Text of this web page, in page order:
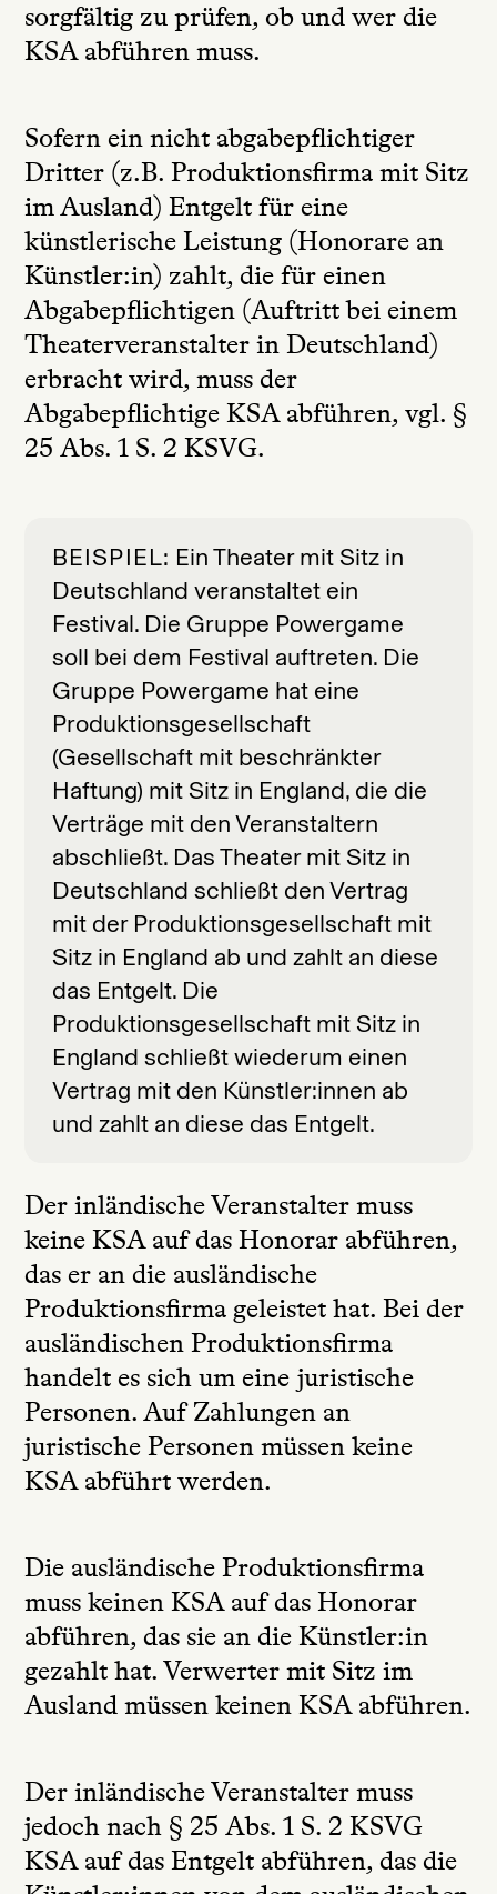
sorgfältig zu prüfen, ob und wer die
KSA abführen muss.
Sofern ein nicht abgabepflichtiger
Dritter (z.B. Produktionsfirma mit Sitz
im Ausland) Entgelt für eine
künstlerische Leistung (Honorare an
Künstler:in) zahlt, die für einen
Abgabepflichtigen (Auftritt bei einem
Theaterveranstalter in Deutschland)
erbracht wird, muss der
Abgabepflichtige KSA abführen, vgl. §
25 Abs. 1 S. 2 KSVG.
BEISPIEL Ein Theater mit Sitz in
Deutschland veranstaltet ein
Festival. Die Gruppe Powergame
soll bei dem Festival auftreten. Die
Gruppe Powergame hat eine
Produktionsgesellschaft
(Gesellschaft mit beschränkter
Haftung) mit Sitz in England, die die
Verträge mit den Veranstaltern
abschließt. Das Theater mit Sitz in
Deutschland schließt den Vertrag
mit der Produktionsgesellschaft mit
Sitz in England ab und zahlt an diese
das Entgelt. Die
Produktionsgesellschaft mit Sitz in
England schließt wiederum einen
Vertrag mit den Künstler:innen ab
und zahlt an diese das Entgelt.
Der inländische Veranstalter muss
keine KSA auf das Honorar abführen,
das er an die ausländische
Produktionsfirma geleistet hat. Bei der
ausländischen Produktionsfirma
handelt es sich um eine juristische
Personen. Auf Zahlungen an
juristische Personen müssen keine
KSA abführt werden.
Die ausländische Produktionsfirma
muss keinen KSA auf das Honorar
abführen, das sie an die Künstler:in
gezahlt hat. Verwerter mit Sitz im
Ausland müssen keinen KSA abführen.
Der inländische Veranstalter muss
jedoch nach § 25 Abs. 1 S. 2 KSVG
KSA auf das Entgelt abführen, das die